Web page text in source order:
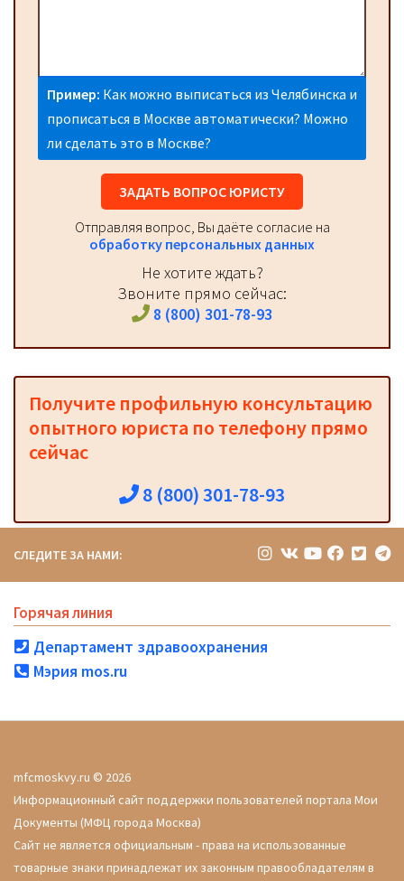
Пример: Как можно выписаться из Челябинска и
прописаться в Москве автоматически? Можно
ли сделать это в Москве?
ЗАДАТЬ ВОПРОС ЮРИСТУ
Отправляя вопрос, Вы даёте согласие на
обработку персональных данных
Не хотите ждать?
Звоните прямо сейчас:
8 (800) 301-78-93
Получите профильную консультацию
опытного юриста по телефону прямо
сейчас
8 (800) 301-78-93
СЛЕДИТЕ ЗА НАМИ:
Горячая линия
Департамент здравоохранения
Мэрия mos.ru
mfcmoskvy.ru © 2026
Информационный сайт поддержки пользователей портала Мои
Документы (МФЦ города Москва)
Сайт не является официальным - права на использованные
товарные знаки принадлежат их законным правообладателям в